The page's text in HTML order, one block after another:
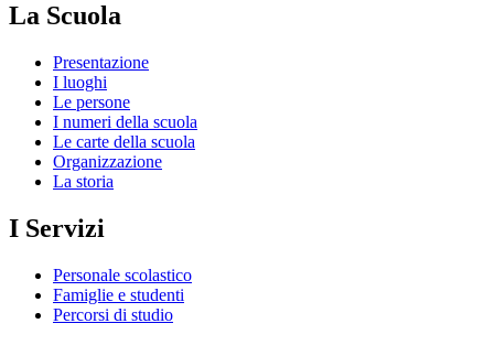
La Scuola
Presentazione
I luoghi
Le persone
I numeri della scuola
Le carte della scuola
Organizzazione
La storia
I Servizi
Personale scolastico
Famiglie e studenti
Percorsi di studio